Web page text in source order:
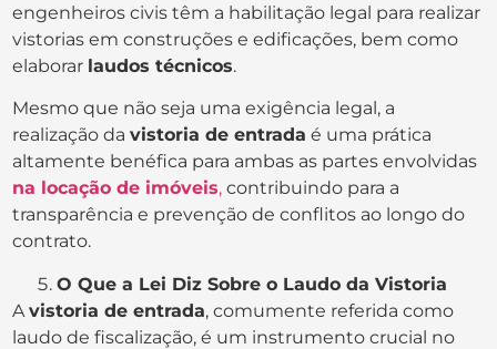
engenheiros civis têm a habilitação legal para realizar
vistorias em construções e edificações, bem como
elaborar laudos técnicos.
Mesmo que não seja uma exigência legal, a
realização davistoria de entrada é uma prática
altamente benéfica para ambas as partes envolvidas
na locação de imóveis, contribuindo para a
transparência e prevenção de conflitos ao longo do
contrato.
O Que a Lei Diz Sobre o Laudo da Vistoria
Avistoria de entrada, comumente referida como
laudo de fiscalização, é um instrumento crucial no